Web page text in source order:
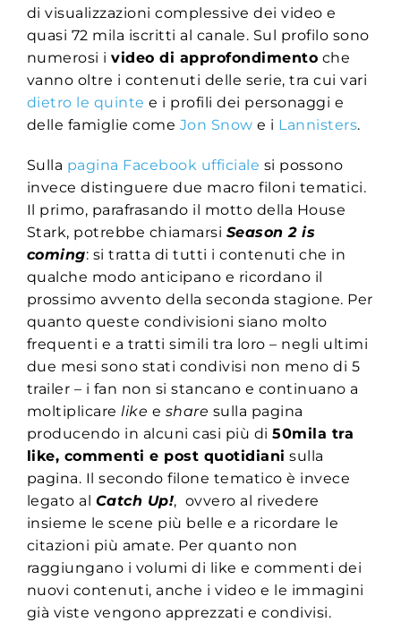
di visualizzazioni complessive dei video e
quasi 72 mila iscritti al canale. Sul profilo sono
numerosi ivideo di approfondimento che
vanno oltre i contenuti delle serie, tra cui vari
dietro le quinte e i profili dei personaggi e
delle famiglie come Jon Snow e i Lannisters.
Sulla pagina Facebook ufficiale si possono
invece distinguere due macro filoni tematici.
Il primo, parafrasando il motto della House
Stark, potrebbe chiamarsi Season 2 is
coming: si tratta di tutti i contenuti che in
qualche modo anticipano e ricordano il
prossimo avvento della seconda stagione. Per
quanto queste condivisioni siano molto
frequenti e a tratti simili tra loro – negli ultimi
due mesi sono stati condivisi non meno di 5
trailer – i fan non si stancano e continuano a
moltiplicarelike e share sulla pagina
producendo in alcuni casi più di50mila tra
like, commenti e post quotidiani sulla
pagina. Il secondo filone tematico è invece
legato al Catch Up!, ovvero al rivedere
insieme le scene più belle e a ricordare le
citazioni più amate. Per quanto non
raggiungano i volumi di like e commenti dei
nuovi contenuti, anche i video e le immagini
già viste vengono apprezzati e condivisi.